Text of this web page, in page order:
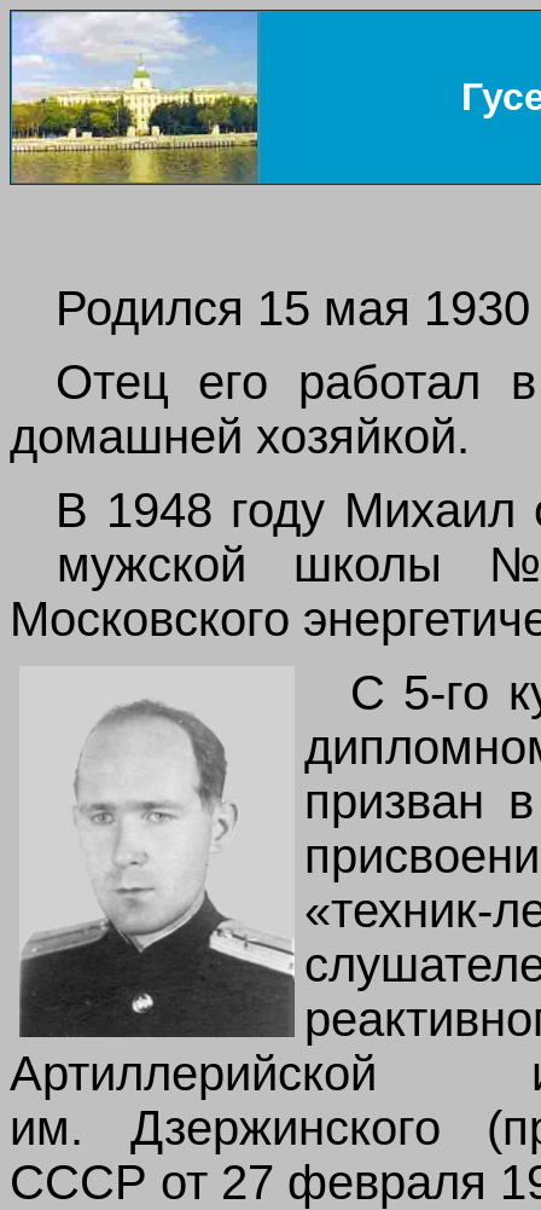
Родился 15 мая
Отец его работал
домашней хозяйкой.
В 1948 году Михаил
мужской школы
Московского
С 5-го
призван
Артиллерийской
им. Дзержинского
СССР от 27 февраля